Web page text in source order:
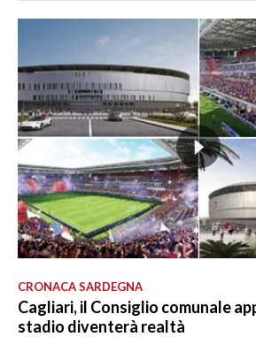
CRONACA SARDEGNA
Cagliari, il Consiglio comunale
stadio diventerà realtà